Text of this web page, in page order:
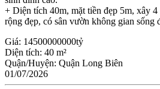
+ Diện tích 40m, mặt tiền đẹp 5m, xây
rộng đẹp, có sân vườn không gian sống
Giá: 14500000000tỷ
Diện tích: 40 m²
Quận/Huyện: Quận Long Biên
01/07/2026